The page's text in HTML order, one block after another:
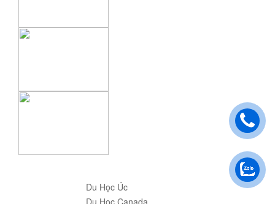
Du Học Úc
Du Học Canada